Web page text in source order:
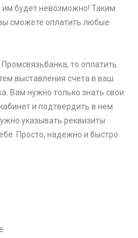
им будет невозможно! Таким
сможете оплатить любые
то оплатить
выставления счета в ваш
Вам нужно только знать свои
и подтвердить в нем
указывать реквизиты
Просто, надежно и быстро.